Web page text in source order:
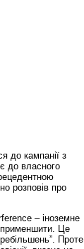
до кампанії з
до власного
розповів про
– іноземне
применшити. Це
Проте